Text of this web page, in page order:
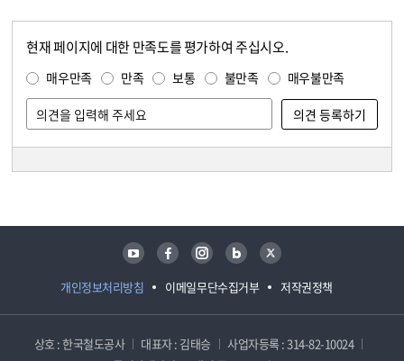
현재 페이지에 대한 만족도를 평가하여 주십시오.
매우만족 만족 보통 불만족 매우불만족
개인정보처리방침 이메일무단수집거부 저작권정책
유튜브 페이스북 인스타그램 블로그 트위터
상호 : 한국철도공사 대표자 : 김태승
사업자등록 : 314-82-10024